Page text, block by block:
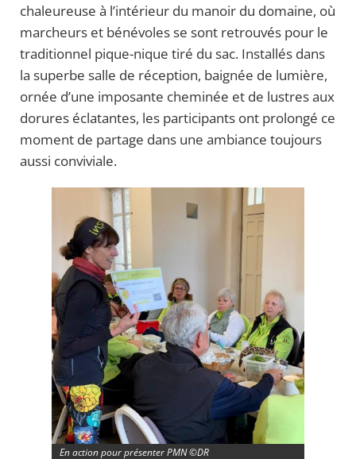
chaleureuse à l’intérieur du manoir du domaine, où
marcheurs et bénévoles se sont retrouvés pour le
traditionnel pique-nique tiré du sac. Installés dans
la superbe salle de réception, baignée de lumière,
ornée d’une imposante cheminée et de lustres aux
dorures éclatantes, les participants ont prolongé ce
moment de partage dans une ambiance toujours
aussi conviviale.
En action pour présenter PMN ©DR